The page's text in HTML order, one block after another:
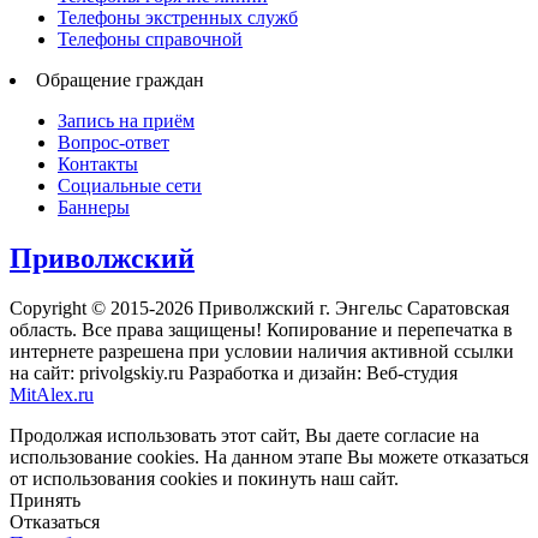
Телефоны экстренных служб
Телефоны справочной
Обращение граждан
Запись на приём
Вопрос-ответ
Контакты
Социальные сети
Баннеры
Приволжский
Copyright © 2015-2026 Приволжский г. Энгельс Саратовская
область. Все права защищены! Копирование и перепечатка в
интернете разрешена при условии наличия активной ссылки
на сайт: privolgskiy.ru Разработка и дизайн: Веб-студия
MitAlex.ru
Продолжая использовать этот сайт, Вы даете согласие на
использование cookies. На данном этапе Вы можете отказаться
от использования cookies и покинуть наш сайт.
Принять
Отказаться